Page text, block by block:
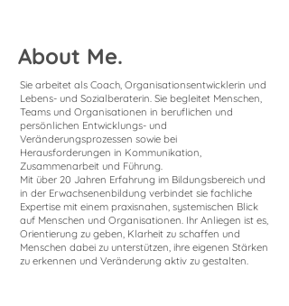
About Me.
Sie arbeitet als Coach, Organisationsentwicklerin und
Lebens- und Sozialberaterin. Sie begleitet Menschen,
Teams und Organisationen in beruflichen und
persönlichen Entwicklungs- und
Veränderungsprozessen sowie bei
Herausforderungen in Kommunikation,
Zusammenarbeit und Führung.
Mit über 20 Jahren Erfahrung im Bildungsbereich und
in der Erwachsenenbildung verbindet sie fachliche
Expertise mit einem praxisnahen, systemischen Blick
auf Menschen und Organisationen. Ihr Anliegen ist es,
Orientierung zu geben, Klarheit zu schaffen und
Menschen dabei zu unterstützen, ihre eigenen Stärken
zu erkennen und Veränderung aktiv zu gestalten.